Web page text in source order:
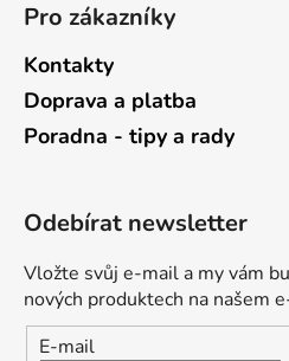
Pro zákazníky
Kontakty
Doprava a platba
Poradna - tipy a rady
Odebírat newsletter
Vložte svůj e-mail a my vám
nových produktech na našem
E-mail